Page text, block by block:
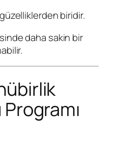
biridir.
daha sakin bir